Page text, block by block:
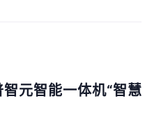
元智能一体机“智慧